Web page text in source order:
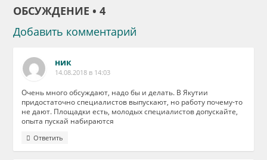
ОБСУЖДЕНИЕ • 4
Добавить комментарий
ник
14.08.2018 в 14:03
Очень много обсуждают, надо бы и делать. В Якутии
придостаточно специалистов выпускают, но работу почему-то
не дают. Площадки есть, молодых специалистов допускайте,
опыта пускай набираются
Ответить